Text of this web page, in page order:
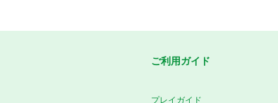
ご利用ガイド
プレイガイド